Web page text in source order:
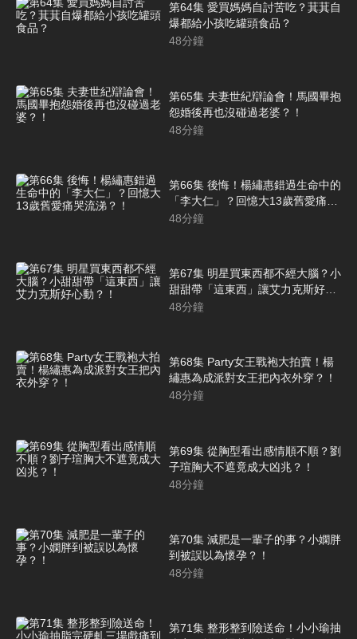
第64集 愛買媽媽自討苦吃？萁萁自
爆都給小孩吃罐頭食品？
48分鐘
第65集 夫妻世紀辯論會！馬國畢抱
怨婚後再也沒碰過老婆？！
48分鐘
第66集 後悔！楊繡惠錯過生命中的
「李大仁」？回憶大13歲舊愛痛哭
流涕？！
48分鐘
第67集 明星買東西都不經大腦？小
甜甜帶「這東西」讓艾力克斯好心
動？！
48分鐘
第68集 Party女王戰袍大拍賣！楊
繡惠為成派對女王把內衣外穿？！
48分鐘
第69集 從胸型看出感情順不順？劉
子瑄胸大不遮竟成大凶兆？！
48分鐘
第70集 減肥是一輩子的事？小嫻胖
到被誤以為懷孕？！
48分鐘
第71集 整形整到險送命！小小瑜抽